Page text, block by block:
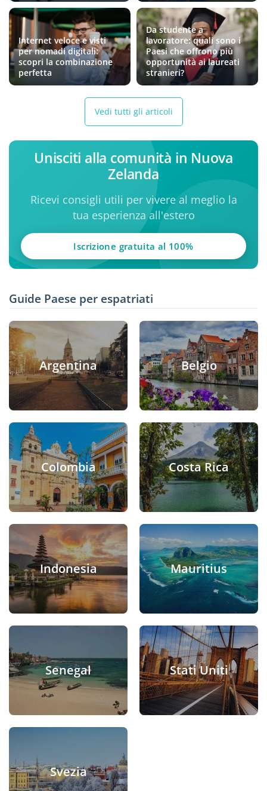
Internet veloce e visti
per nomadi digitali:
scopri la combinazione
perfetta
Da studente a
lavoratore: quali sono i
Paesi che offrono più
opportunità ai laureati
stranieri?
Vedi tutti gli articoli
Unisciti alla comunità in Nuova
Zelanda
Ricevi consigli utili per vivere al meglio la
tua esperienza all'estero
Iscrizione gratuita al 100%
Guide Paese per espatriati
Argentina Belgio
Colombia Costa Rica
Indonesia Mauritius
Senegal Stati Uniti
Svezia